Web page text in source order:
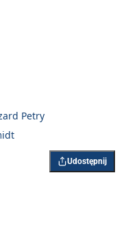
Petry
Udostępnij